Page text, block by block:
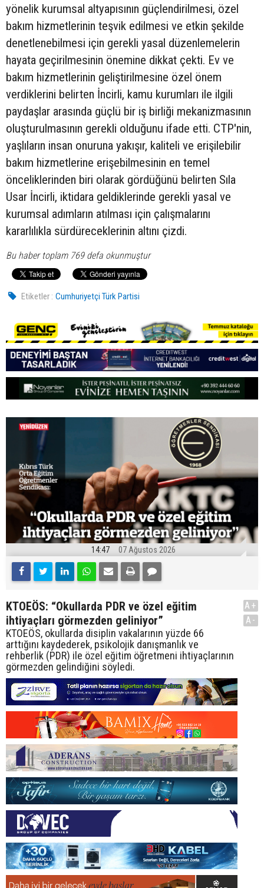
yönelik kurumsal altyapısının güçlendirilmesi, özel
bakım hizmetlerinin teşvik edilmesi ve etkin şekilde
denetlenebilmesi için gerekli yasal düzenlemelerin
hayata geçirilmesinin önemine dikkat çekti. Ev ve
bakım hizmetlerinin geliştirilmesine özel önem
verdiklerini belirten İncirli, kamu kurumları ile ilgili
paydaşlar arasında güçlü bir iş birliği mekanizmasının
oluşturulmasının gerekli olduğunu ifade etti. CTP'nin,
yaşlıların insan onuruna yakışır, kaliteli ve erişilebilir
bakım hizmetlerine erişebilmesinin en temel
önceliklerinden biri olarak gördüğünü belirten Sıla
Usar İncirli, iktidara geldiklerinde gerekli yasal ve
kurumsal adımların atılması için çalışmalarını
kararlılıkla sürdüreceklerinin altını çizdi.
Bu haber toplam 769 defa okunmuştur
Etiketler : Cumhuriyetçi Türk Partisi
14:47 07 Ağustos 2026
KTOEÖS: “Okullarda PDR ve özel eğitim
ihtiyaçları görmezden geliniyor”
KTOEÖS, okullarda disiplin vakalarının yüzde 66
arttığını kaydederek, psikolojik danışmanlık ve
rehberlik (PDR) ile özel eğitim öğretmeni ihtiyaçlarının
görmezden gelindiğini söyledi.
A+
A-